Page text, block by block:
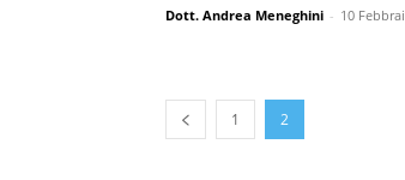
Dott. Andrea Meneghini - 10
1 2